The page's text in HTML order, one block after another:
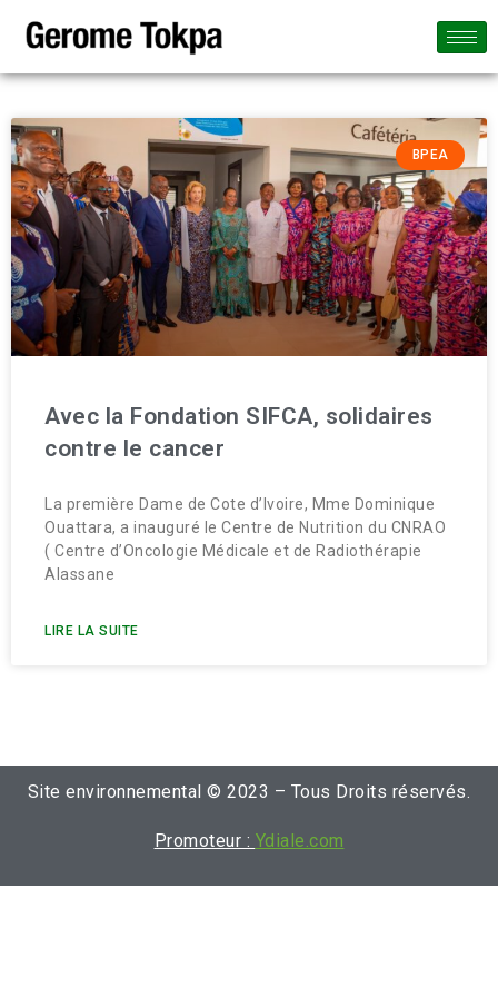
BPEA
Avec la Fondation SIFCA, solidaires
contre le cancer
La première Dame de Cote d’Ivoire, Mme Dominique
Ouattara, a inauguré le Centre de Nutrition du CNRAO
( Centre d’Oncologie Médicale et de Radiothérapie
Alassane
LIRE LA SUITE
Site environnemental © 2023 – Tous Droits réservés.
Promoteur : Ydiale.com